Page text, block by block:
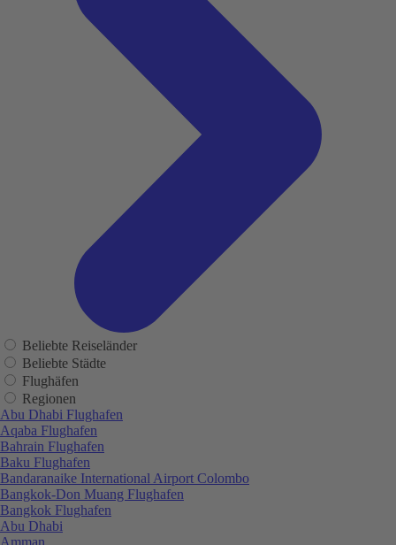
Beliebte Reiseländer
Beliebte Städte
Flughäfen
Regionen
Abu Dhabi Flughafen
Aqaba Flughafen
Bahrain Flughafen
Baku Flughafen
Bandaranaike International Airport Colombo
Bangkok-Don Muang Flughafen
Bangkok Flughafen
Abu Dhabi
Amman